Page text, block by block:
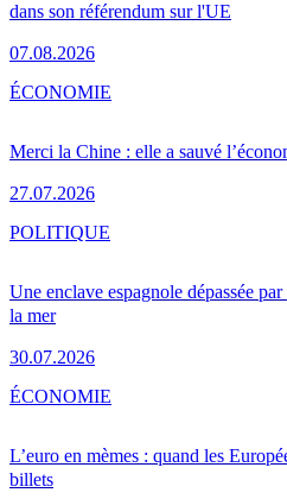
dans son référendum sur l'UE
07.08.2026
Merci la Chine : elle a sauvé
27.07.2026
ÉCONOMIE
Une enclave espagnole dépassée
la mer
30.07.2026
POLITIQUE
L’euro en mèmes : quand les
billets
ÉCONOMIE